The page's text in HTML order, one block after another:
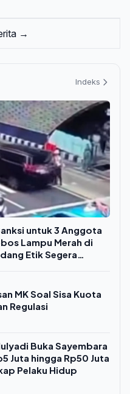
→
Indeks
untuk 3 Anggota
Lampu Merah di
Etik Segera
MK Soal Sisa Kuota
Regulasi
Buka Sayembara
Juta hingga Rp50 Juta
Pelaku Hidup